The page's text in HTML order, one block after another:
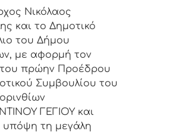
Νικόλαος
και το Δημοτικό
του Δήμου
με αφορμή τον
πρώην Προέδρου
Συμβουλίου του
ΓΕΓΙΟΥ και
υπόψη τη μεγάλη